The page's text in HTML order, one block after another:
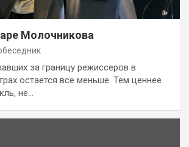
Молочникова
за границу режиссеров в
остается все меньше. Тем ценнее
не…